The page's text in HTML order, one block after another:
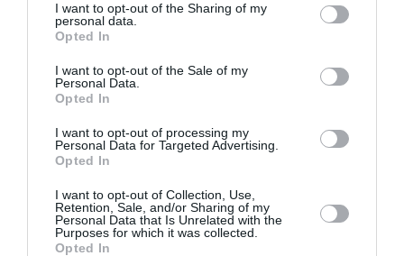
I want to opt-out of the Sharing of my
personal data.
Opted In
I want to opt-out of the Sale of my
Personal Data.
Opted In
I want to opt-out of processing my
Personal Data for Targeted Advertising.
Opted In
I want to opt-out of Collection, Use,
Retention, Sale, and/or Sharing of my
Personal Data that Is Unrelated with the
Purposes for which it was collected.
Opted In
LE 8 AOÛT 1908 DANS LE
CIEL : UNE
DÉMONSTRATION
PUBLIQUE...